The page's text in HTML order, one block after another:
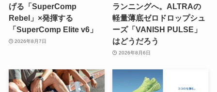
げる「SuperComp
Rebel」×発揮する
「SuperComp Elite v6」
2026年8月7日
ランニングへ。ALTRAの
軽量薄底ゼロドロップシュ
ーズ「VANISH PULSE」
はどうだろう
2026年8月6日